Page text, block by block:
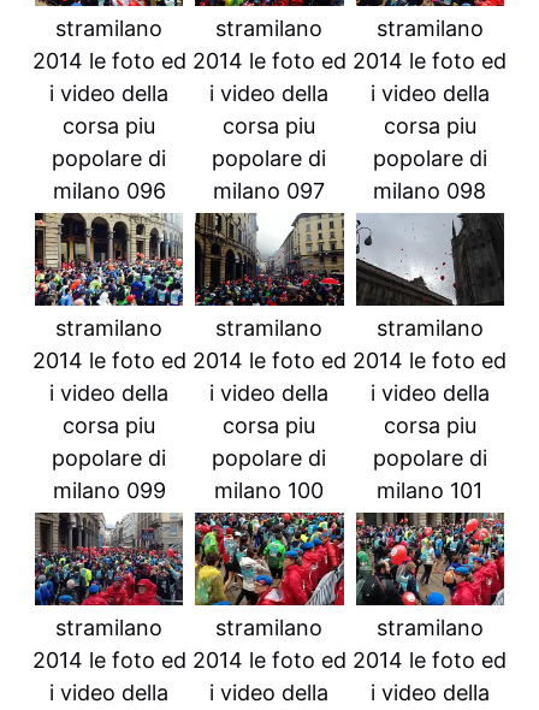
stramilano
2014 le foto ed
i video della
corsa piu
popolare di
milano 096
stramilano
2014 le foto ed
i video della
corsa piu
popolare di
milano 097
stramilano
2014 le foto ed
i video della
corsa piu
popolare di
milano 098
stramilano
2014 le foto ed
i video della
corsa piu
popolare di
milano 099
stramilano
2014 le foto ed
i video della
corsa piu
popolare di
milano 100
stramilano
2014 le foto ed
i video della
corsa piu
popolare di
milano 101
stramilano
2014 le foto ed
i video della
stramilano
2014 le foto ed
i video della
stramilano
2014 le foto ed
i video della